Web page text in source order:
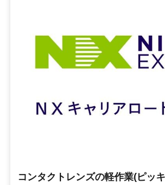
コンタクトレンズの軽作業(ピッ